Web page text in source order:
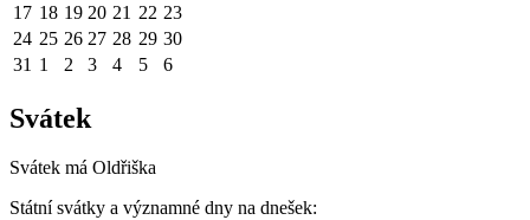
17 18 19 20 21 22 23
24 25 26 27 28 29 30
31 1 2 3 4 5 6
Svátek
Svátek má Oldřiška
Státní svátky a významné dny na dnešek: